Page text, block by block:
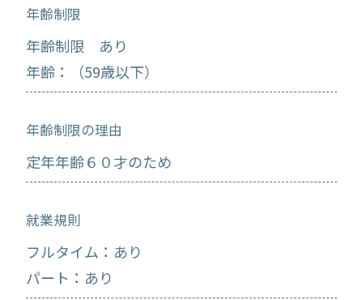
年齢制限
年齢制限 あり
年齢：（59歳以下）
年齢制限の理由
定年年齢６０才のため
就業規則
フルタイム：あり
パート：あり